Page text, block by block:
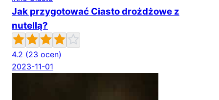
Jak przygotować Ciasto drożdżowe z
nutellą?
4.2 (23 ocen)
2023-11-01